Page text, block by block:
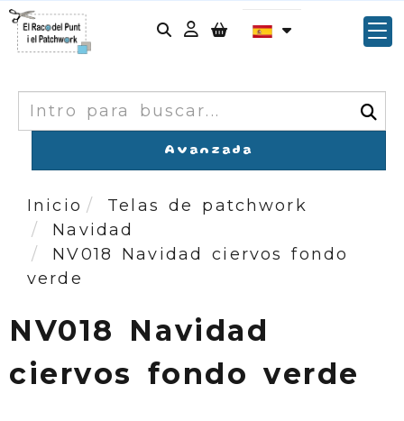
Identifícate
Buscar
Avanzada
Inicio
Telas de patchwork
Navidad
NV018 Navidad ciervos fondo
verde
NV018 Navidad
ciervos fondo verde